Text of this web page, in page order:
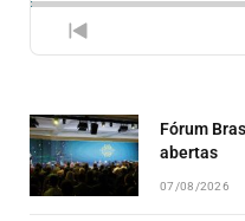
PREVIOUS
EPISODE
Fórum
abertas
07/08/2026